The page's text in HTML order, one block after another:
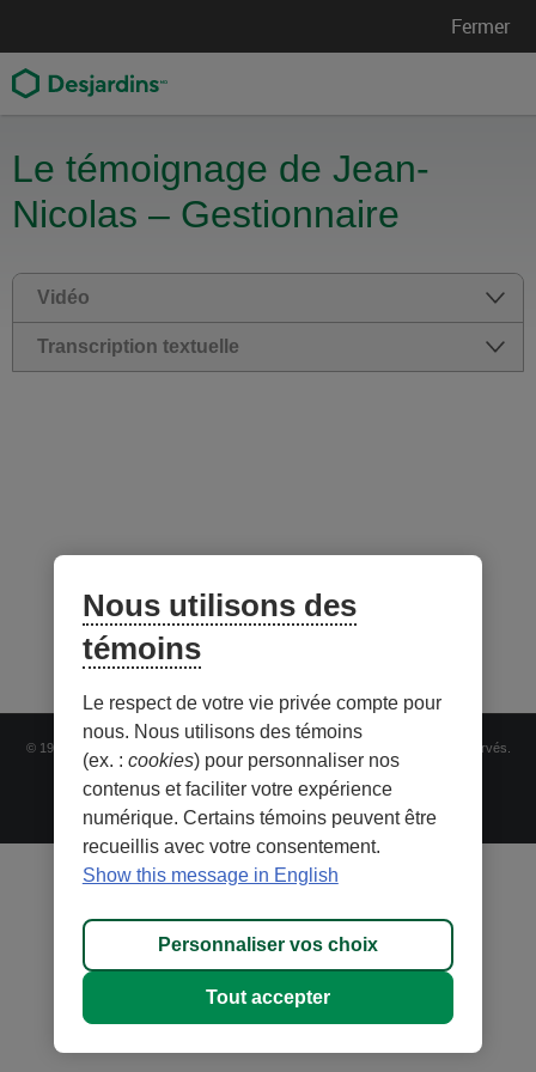
Fermer
Le témoignage de Jean-
Nicolas – Gestionnaire
Vidéo
Transcription textuelle
© 1996-2026, Fédération des caisses Desjardins du Québec. Tous droits réservés.
Nous utilisons des
témoins
Le respect de votre vie privée compte pour
nous. Nous utilisons des témoins
(ex. : cookies) pour personnaliser nos
contenus et faciliter votre expérience
numérique. Certains témoins peuvent être
recueillis avec votre consentement.
Show this message in English
Personnaliser vos choix
Tout accepter